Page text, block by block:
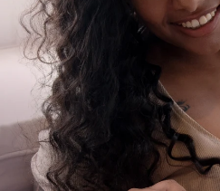
FAQ™ Pure Beauty-Tech
issa™ Teeth Whitening
English Deutsch
Français
Italiano
Polski
Svenska
Türkçe
简体中文